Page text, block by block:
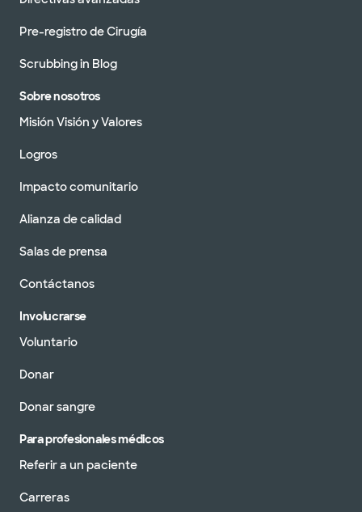
Pre-registro de Cirugía
Scrubbing in Blog
Sobre nosotros
Misión Visión y Valores
Logros
Impacto comunitario
Alianza de calidad
Salas de prensa
Contáctanos
Involucrarse
Voluntario
Donar
Donar sangre
Para profesionales médicos
Referir a un paciente
Carreras